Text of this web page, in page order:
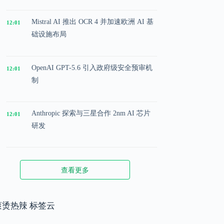
12:01
Mistral AI 推出 OCR 4 并加速欧洲 AI 基
础设施布局
12:01
OpenAI GPT-5.6 引入政府级安全预审机
制
12:01
Anthropic 探索与三星合作 2nm AI 芯片
研发
12:01
Microsoft 投入 25 亿美元成立 AI 落地实
12:01
Meta 内部模型接近 GPT-5.5 水平，基础
查看更多
烫热辣 标签云